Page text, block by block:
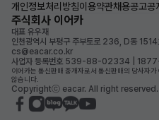
개인정보처리방침이용약관채용공고공
주식회사 이어카
대표 유우재
인천광역시 부평구 주부토로 236, D동 1514
cs@eacar.co.kr
사업자 등록번호 539-88-02334 |
이어카는 통신판매 중개자로서 통신판매의 당사자
않습니다.
Copyrightⓒ eacar. All right reserved.